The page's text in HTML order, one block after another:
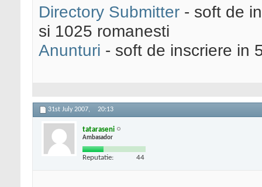
Directory Submitter - soft de
si 1025 romanesti
Anunturi - soft de inscriere in
31st July 2007, 20:13
tataraseni
Ambasador
Reputatie: 44